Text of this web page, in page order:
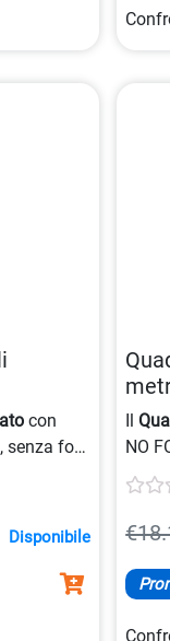
con
senza fori
da
,60 fogli,
Disponibile
Il
NO